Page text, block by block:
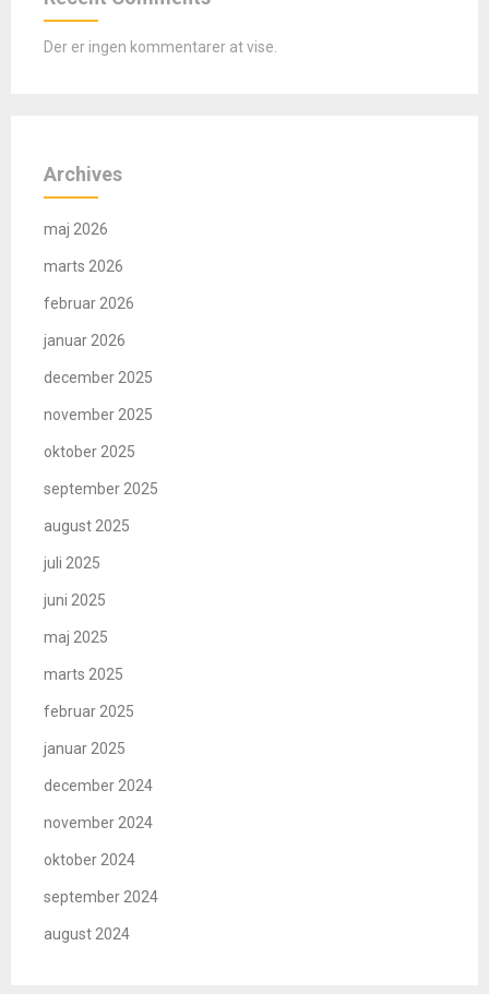
Der er ingen kommentarer at vise.
Archives
maj 2026
marts 2026
februar 2026
januar 2026
december 2025
november 2025
oktober 2025
september 2025
august 2025
juli 2025
juni 2025
maj 2025
marts 2025
februar 2025
januar 2025
december 2024
november 2024
oktober 2024
september 2024
august 2024